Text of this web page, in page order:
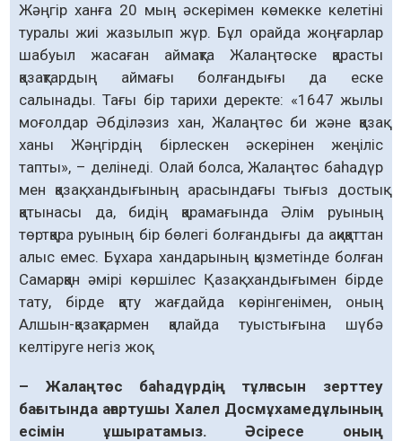
Жәңгір ханға 20 мың әскерімен көмекке келетіні
туралы жиі жазылып жүр. Бұл орайда жоңғарлар
шабуыл жасаған аймақта Жалаңтөске қарасты
қазақтардың аймағы болғандығы да еске
салынады. Тағы бір тарихи деректе: «1647 жылы
моғолдар Әбділәзиз хан, Жалаңтөс би және қазақ
ханы Жәңгірдің бірлескен әскерінен жеңіліс
тапты», – делінеді. Олай болса, Жалаңтөс баһадүр
мен қазақ хандығының арасындағы тығыз достық
қатынасы да, бидің қарамағында Әлім руының
төртқара руының бір бөлегі болғандығы да ақиқаттан
алыс емес. Бұхара хандарының қызметінде болған
Самарқан әмірі көршілес Қазақ хандығымен бірде
тату, бірде қату жағдайда көрінгенімен, оның
Алшын-қазақтармен қалайда туыстығына шүбә
келтіруге негіз жоқ.
– Жалаңтөс баһадүрдің тұлғасын зерттеу
бағытында ағартушы Халел Досмұхамедұлының
есімін ұшыратамыз. Әсіресе оның